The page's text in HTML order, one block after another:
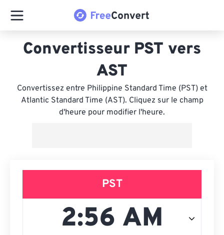
Convertisseur PST vers
AST
Convertissez entre Philippine Standard Time (PST) et
Atlantic Standard Time (AST). Cliquez sur le champ
d'heure pour modifier l'heure.
PST